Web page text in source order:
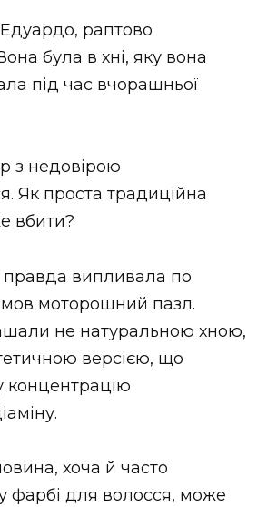
раптово
була в хні, яку вона
під час вчорашньої
з недовірою
Як проста традиційна
вбити?
правда випливала по
моторошний пазл.
не натуральною хною,
версією, що
концентрацію
хоча й часто
у фарбі для волосся, може